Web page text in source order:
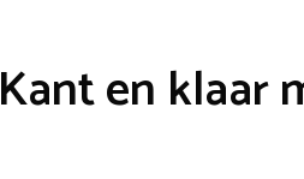
Kant en klaar